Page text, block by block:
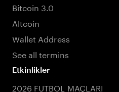
Bitcoin 3.0
Altcoin
Wallet Address
See all termins
Etkinlikler
2026 FUTBOL MAÇLARI